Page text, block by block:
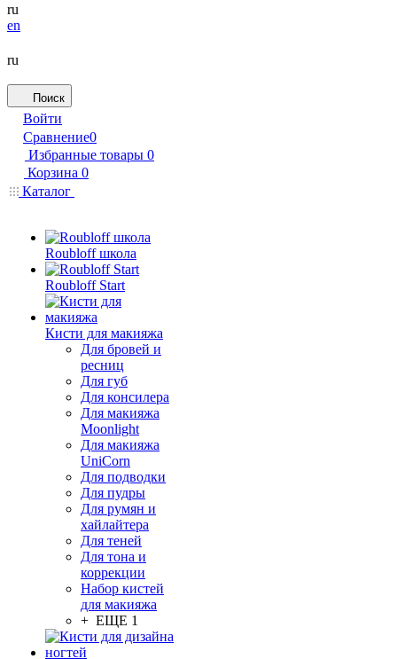
ru
en
ru
Поиск
Войти
Сравнение0
Избранные товары 0
Корзина 0
Каталог
Roubloff школа
Roubloff Start
Кисти для макияжа
Для бровей и
ресниц
Для губ
Для консилера
Для макияжа
Moonlight
Для макияжа
UniCorn
Для подводки
Для пудры
Для румян и
хайлайтера
Для теней
Для тона и
коррекции
Набор кистей
для макияжа
+ ЕЩЕ 1